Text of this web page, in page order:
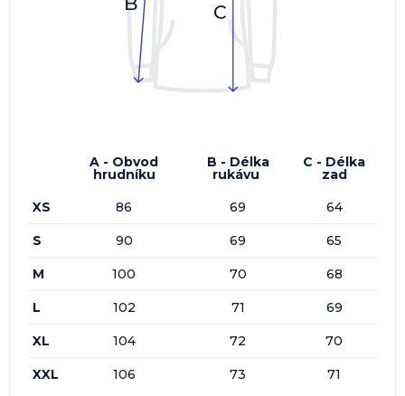
A - Obvod
hrudníku
B - Délka
rukávu
C - Délka
zad
XS
86 69 64
S 90 69 65
M 100 70 68
L 102 71 69
XL 104 72 70
XXL 106 73 71